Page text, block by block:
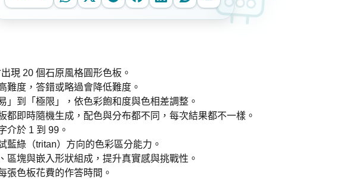
現 20 個石原風格圓形色板。
難度，答錯或略過會降低難度。
」到「極限」，依色彩飽和度與色相差調整。
都即時隨機生成，配色與分布都不同，每次結果都不一樣。
介於 1 到 99。
藍綠（tritan）方向的色彩區分能力。
區塊與嵌入形狀組成，提升真實感與挑戰性。
張色板花費的作答時間。